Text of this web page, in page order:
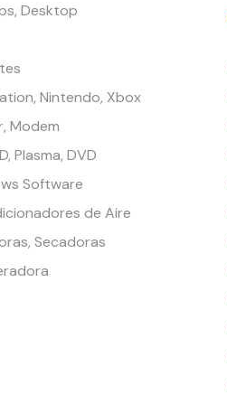
Desktop
Nintendo, Xbox
Modem
Plasma, DVD
Software
de Aire
Secadoras